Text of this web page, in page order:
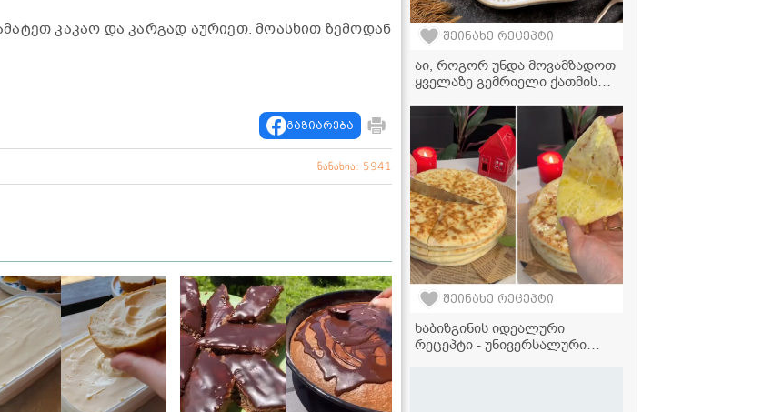
კაკაო და კარგად აურიეთ. მოასხით ზემოდან
გაზიარება
ნანახია: 5941
შეინახე რეცეპტი
აი, როგორ უნდა მოვამზადოთ
ყველაზე გემრიელი ქათმის
შეინახე რეცეპტი
ხაბიზგინის იდეალური
რეცეპტი - უნივერსალური